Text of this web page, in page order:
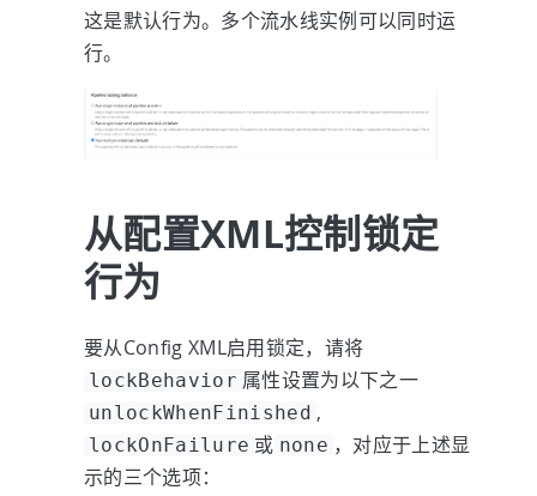
这是默认行为。多个流水线实例可以同时运
行。
从配置XML控制锁定
行为
要从Config XML启用锁定，请将
lockBehavior 属性设置为以下之一
unlockWhenFinished ,
lockOnFailure 或 none ，对应于上述显
示的三个选项：